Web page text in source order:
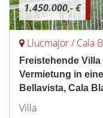
1.450.000,- €
Llucmajor / Cala
Freistehende
Vermietung in
Bellavista, Cala
Villa